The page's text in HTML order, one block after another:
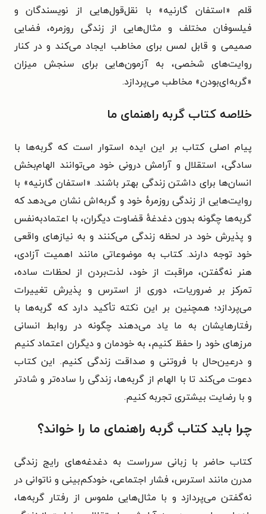
قلم «استفان گارنیه» با نقل‌قول‌هایی از نویسندگان و
فیلسوفان مختلف و مثال‌هایی از زندگی روزمره، فضایی
صمیمی و قابل لمس برای مخاطب ایجاد می‌کند و در کنار
روایت‌های شخصی، به آزمون‌هایی برای سنجش میزان
«گربه‌ای‌بودن» مخاطب می‌پردازد.
خلاصه کتاب گربه راهنمای ما
پیام اصلی کتاب بر این ایده استوار است که گربه‌ها با
سادگی، استقلال و آرامش درونی خود می‌توانند الهام‌بخش
انسان‌ها برای داشتن زندگی بهتر باشند. «استفان گارنیه» با
روایت‌هایی از زندگی روزمرهٔ خود و گربه‌اش نشان می‌دهد که
گربه‌ها چگونه بدون دغدغهٔ قضاوت دیگران، با اعتمادبه‌نفس
و پذیرش خود در لحظه زندگی می‌کنند و به نیازهای واقعی
خود توجه دارند. کتاب به موضوعاتی مانند اهمیت آزادی،
هنر نه‌گفتن، مراقبت از خود، لذت‌بردن از لحظات ساده،
تمرکز بر ضروریات، دوری از استرس و پذیرش تغییرات
می‌پردازد؛ همچنین بر این نکته تأکید دارد که گربه‌ها با
رفتارهایشان به ما یاد می‌دهند چگونه در روابط انسانی
مرزهای خود را حفظ کنیم، به خودمان و دیگران اعتماد کنیم
و درعین‌حال با فروتنی و صداقت زندگی کنیم. این کتاب
دعوت می‌کند تا با الهام از گربه‌ها، زندگی را ساده‌تر و شادتر
و با رضایت بیشتری تجربه کنیم.
چرا باید کتاب گربه راهنمای ما را خواند؟
کتاب حاضر با زبانی سرراست به دغدغه‌های رایج زندگی
مدرن مانند استرس، فشار اجتماعی، خودکم‌بینی و ناتوانی در
نه‌گفتن می‌پردازد و با مثال‌هایی ملموس از رفتار گربه‌ها،